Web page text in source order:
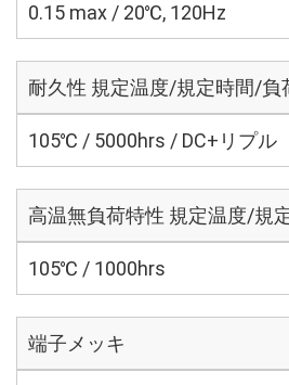
0.15 max / 20℃, 120Hz
耐久性 規定温度/規定時間/負
105℃ / 5000hrs / DC+リプル
高温無負荷特性 規定温度/規
105℃ / 1000hrs
端子メッキ